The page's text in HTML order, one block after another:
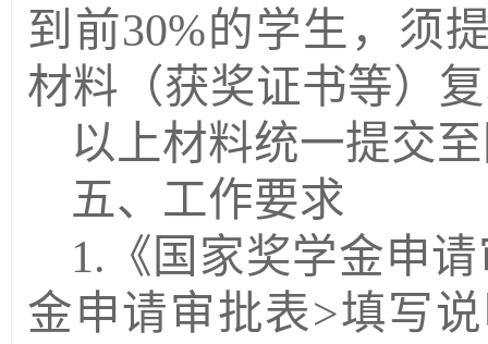
到前30%的学生，须
材料（获奖证书等）
以上材料统一提交
五、工作要求
1. 《国家奖学金申
金申请审批表>填写